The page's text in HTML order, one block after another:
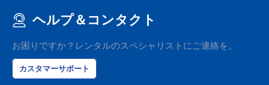
ヘルプ＆コンタクト
お困りですか？レンタルのスペシャリストにご連絡を。
カスタマーサポート